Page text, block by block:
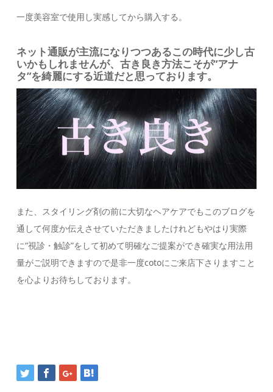
一度美容室で使用し実感してから購入する。
ネット通販が主流になりつつあるこの時代に少し古
いかもしれませんが、古き良き方法こそが”アナ
タ”を綺麗にする近道だと思っております。
また、スタイリング剤の前に大切なヘアケアでもこのブログを
通して何度か伝えさせていただきましたけれどもやはり実際
に”視診・触診”をして初めて明確なご提案ができ確実な用法用
量がご説明できますので是非一度cotoにご来店下さりますこと
を心よりお待ちしております。